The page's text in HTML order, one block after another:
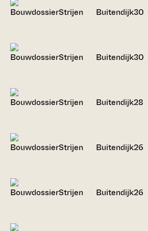
Strijen
Buitendijk30
Strijen
Buitendijk30
Strijen
Buitendijk28
Strijen
Buitendijk26
Strijen
Buitendijk26